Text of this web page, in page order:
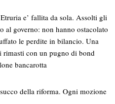
e’ fallita da sola. Assolti gli
al governo: non hanno ostacolato
le perdite in bilancio. Una
con un pugno di bond
bancarotta
della riforma. Ogni mozione